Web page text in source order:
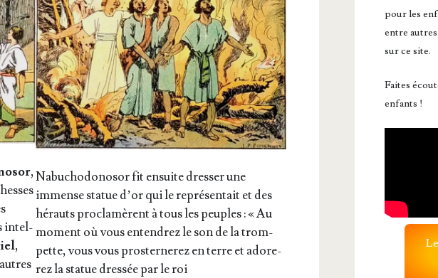
,
intel­
,
Nabu­cho­do­no­sor fit ensuite dres­ser une
immense sta­tue d’or qui le repré­sen­tait et des
hérauts pro­cla­mèrent à tous les peuples : « Au
moment où vous enten­drez le son de la trom­
pette, vous vous pros­ter­ne­rez en terre et ado­re­
rez la sta­tue dres­sée par le roi
pour les
entre
sur ce site.
Faites
enfants !